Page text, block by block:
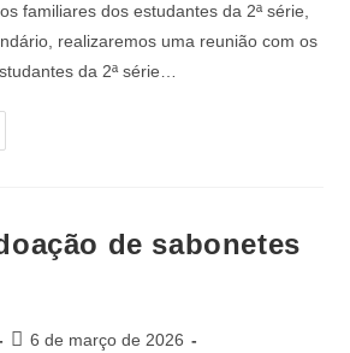
familiares dos estudantes da 2ª série,
realizaremos uma reunião com os
da 2ª série…
de sabonetes
6 de março de 2026